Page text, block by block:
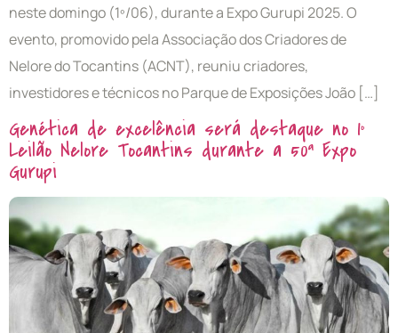
neste domingo (1º/06), durante a Expo Gurupi 2025. O
evento, promovido pela Associação dos Criadores de
Nelore do Tocantins (ACNT), reuniu criadores,
investidores e técnicos no Parque de Exposições João […]
Genética de excelência será destaque no 1º
Leilão Nelore Tocantins durante a 50ª Expo
Gurupi